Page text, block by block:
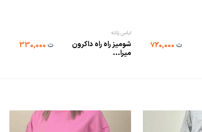
ت
لباس زنانه
شومیز راه راه داکرون
میرا...
ت